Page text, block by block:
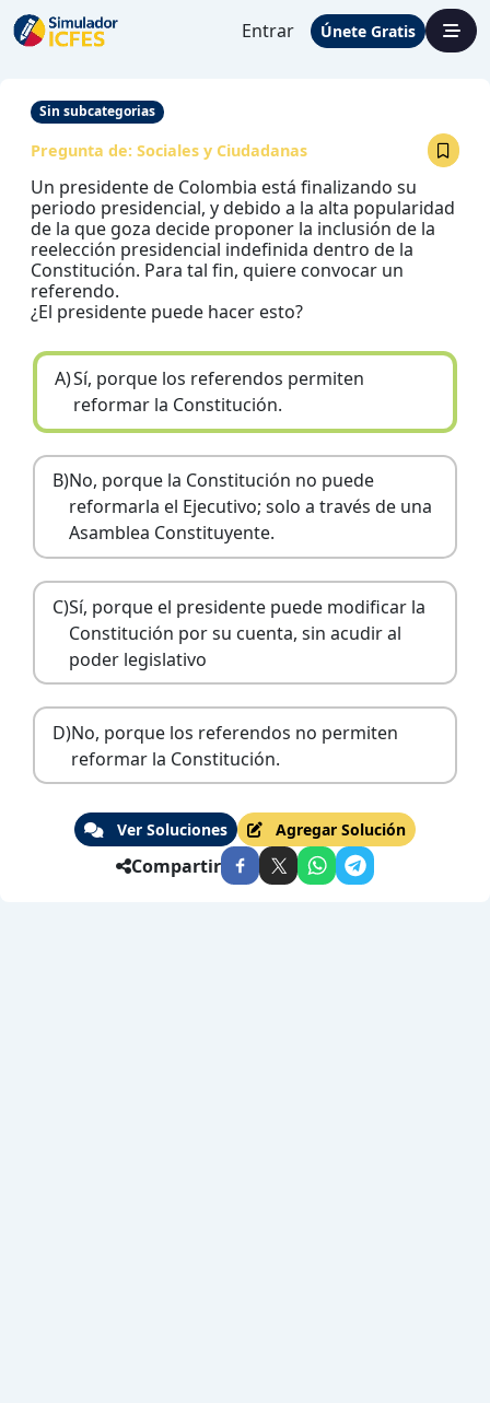
Entrar Únete Gratis
Sin subcategorias
Pregunta de: Sociales y Ciudadanas
Un presidente de Colombia está finalizando su
periodo presidencial, y debido a la alta popularidad
de la que goza decide proponer la inclusión de la
reelección presidencial indefinida dentro de la
Constitución. Para tal fin, quiere convocar un
referendo.
¿El presidente puede hacer esto?
A)Sí, porque los referendos permiten
reformar la Constitución.
B)No, porque la Constitución no puede
reformarla el Ejecutivo; solo a través de una
Asamblea Constituyente.
C)Sí, porque el presidente puede modificar la
Constitución por su cuenta, sin acudir al
poder legislativo
D)No, porque los referendos no permiten
reformar la Constitución.
Ver Soluciones Agregar Solución
Compartir